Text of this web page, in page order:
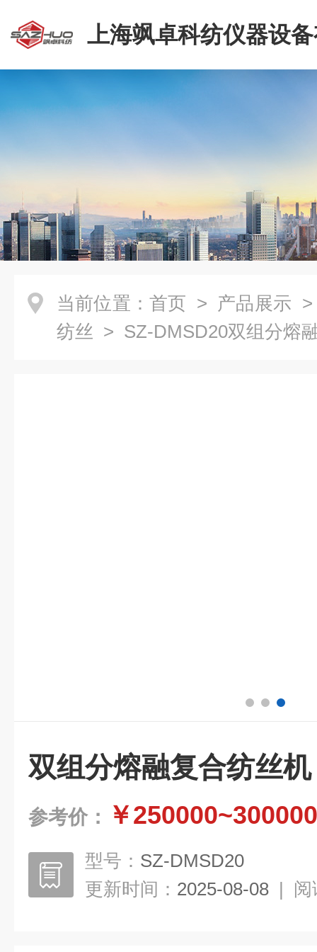
上海飒卓科纺仪器设
司
当前位置： 首页 > 产品展示
纺丝 > SZ-DMSD20双组分熔
双组分熔融复合纺丝机
参考价： ￥250000~300000
型号： SZ-DMSD20
更新时间： 2025-08-08 | 阅